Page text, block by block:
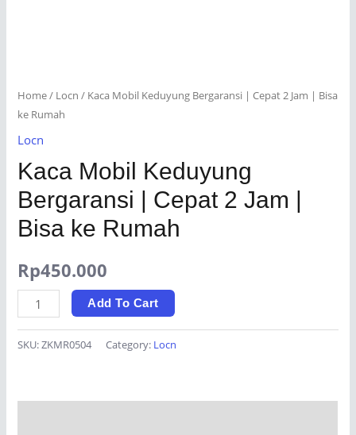
Home/ Locn / Kaca Mobil Keduyung Bergaransi | Cepat 2 Jam | Bisa
ke Rumah
Locn
Kaca Mobil Keduyung
Bergaransi | Cepat 2 Jam |
Bisa ke Rumah
Rp450.000
Kaca
Mobil
Keduyung
Add To Cart
SKU:ZKMR0504 Category: Locn